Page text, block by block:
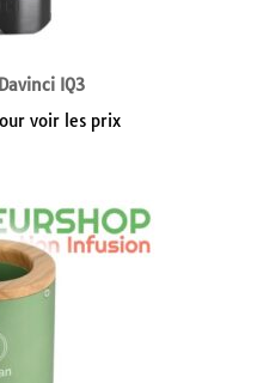
IQ3
voir les prix